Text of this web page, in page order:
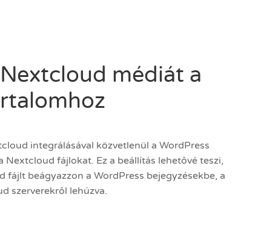
médiát a
integrálásával közvetlenül a WordPress
Nextcloud fájlokat. Ez a beállítás lehetővé teszi,
beágyazzon a WordPress bejegyzésekbe, a
szerverekről lehúzva.